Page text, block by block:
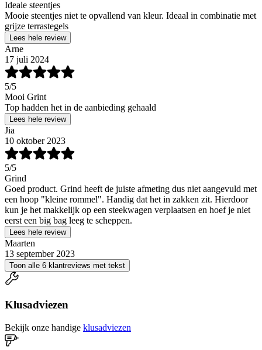
Ideale steentjes
Mooie steentjes niet te opvallend van kleur. Ideaal in combinatie met
grijze terrastegels
Lees hele review
Arne
17 juli 2024
5/5
Mooi Grint
Top hadden het in de aanbieding gehaald
Lees hele review
Jia
10 oktober 2023
5/5
Grind
Goed product. Grind heeft de juiste afmeting dus niet aangevuld met
een hoop "kleine rommel". Handig dat het in zakken zit. Hierdoor
kun je het makkelijk op een steekwagen verplaatsen en hoef je niet
eerst een big bag leeg te scheppen.
Lees hele review
Maarten
13 september 2023
Toon alle 6 klantreviews met tekst
Klusadviezen
Bekijk onze handige klusadviezen